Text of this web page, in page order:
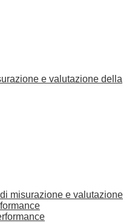
e valutazione della
misurazione e valutazione